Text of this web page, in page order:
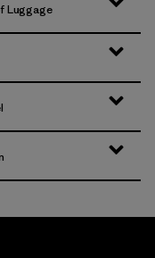
Luggage